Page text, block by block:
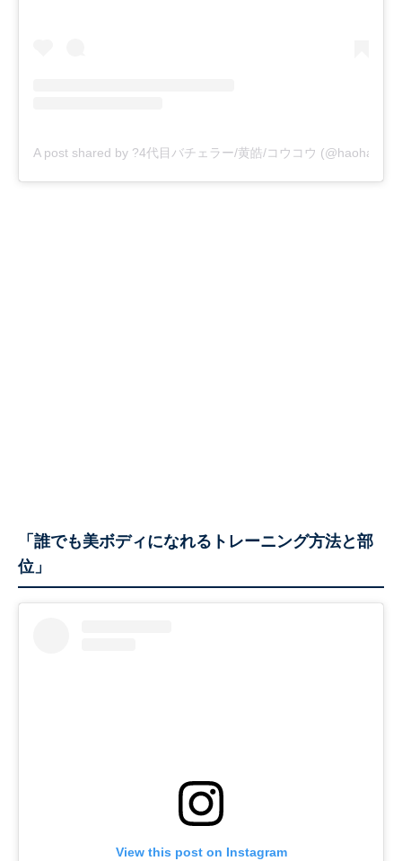
A post shared by ?4代目バチェラー/黄皓/コウコウ
「誰でも美ボディになれるトレーニング方法と部
位」
View this post on Instagram